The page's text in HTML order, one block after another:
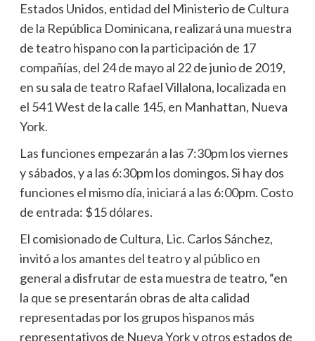
Estados Unidos, entidad del Ministerio de Cultura
de la República Dominicana, realizará una muestra
de teatro hispano con la participación de 17
compañías, del 24 de mayo al 22 de junio de 2019,
en su sala de teatro Rafael Villalona, localizada en
el 541 West de la calle 145, en Manhattan, Nueva
York.
Las funciones empezarán a las 7:30pm los viernes
y sábados, y a las 6:30pm los domingos. Si hay dos
funciones el mismo día, iniciará a las 6:00pm. Costo
de entrada: $15 dólares.
El comisionado de Cultura, Lic. Carlos Sánchez,
invitó a los amantes del teatro y al público en
general a disfrutar de esta muestra de teatro, “en
la que se presentarán obras de alta calidad
representadas por los grupos hispanos más
representativos de Nueva York y otros estados de